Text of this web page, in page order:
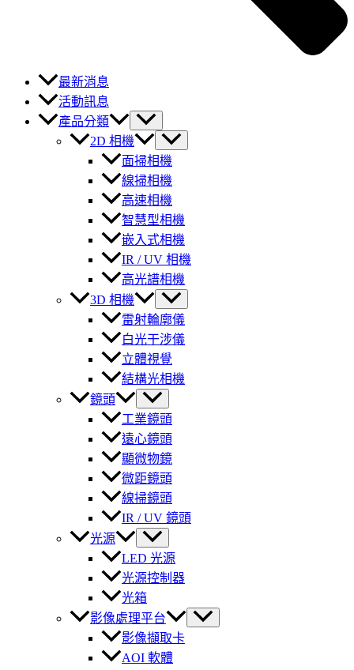
最新消息
活動訊息
產品分類
2D 相機
面掃相機
線掃相機
高速相機
智慧型相機
嵌入式相機
IR / UV 相機
高光譜相機
3D 相機
雷射輪廓儀
白光干涉儀
立體視覺
結構光相機
鏡頭
工業鏡頭
遠心鏡頭
顯微物鏡
微距鏡頭
線掃鏡頭
IR / UV 鏡頭
光源
LED 光源
光源控制器
光箱
影像處理平台
影像擷取卡
AOI 軟體